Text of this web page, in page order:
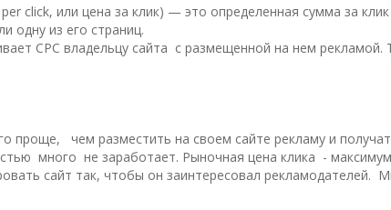
per click, или цена за клик) — это определенная сумма за
одну из его страниц.
CPC владельцу сайта с размещенной на нем
проще, чем разместить на своем сайте рекламу и
много не заработает. Рыночная цена клика -
сайт так, чтобы он заинтересовал